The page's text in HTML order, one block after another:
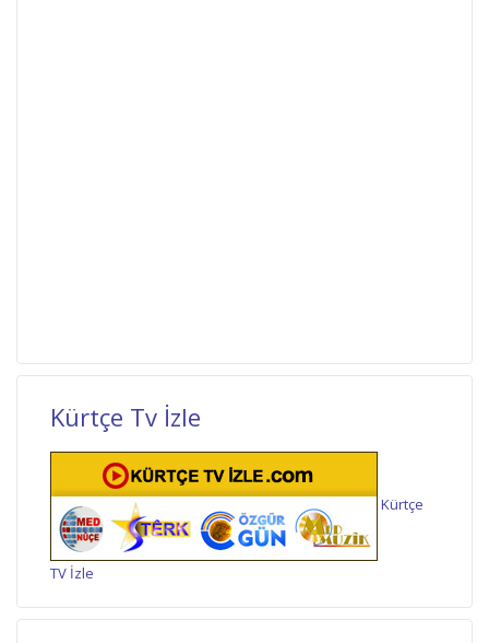
Kürtçe Tv İzle
Kürtçe
TV İzle